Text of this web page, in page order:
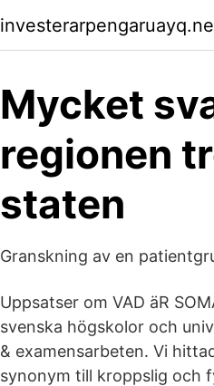
Mycket
regionen
staten
Granskning av en
Uppsatser om VAD äR
svenska högskolor och
& examensarbeten. Vi
synonym till kroppslig och